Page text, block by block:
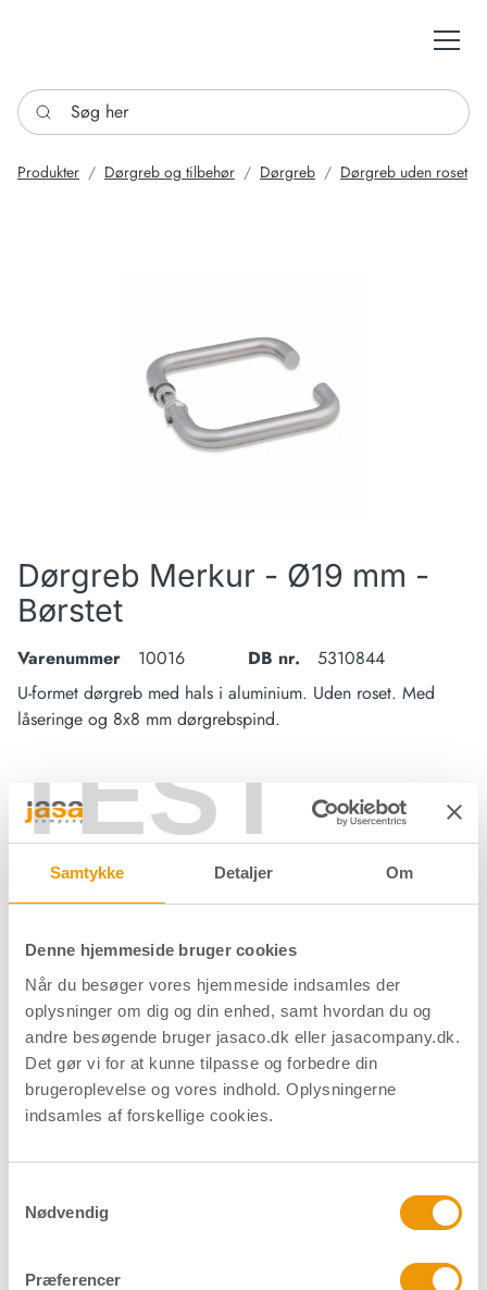
TEST
Samtykke Detaljer Om
Denne hjemmeside bruger cookies
Når du besøger vores hjemmeside indsamles der
oplysninger om dig og din enhed, samt hvordan du og
andre besøgende bruger jasaco.dk eller jasacompany.dk.
Det gør vi for at kunne tilpasse og forbedre din
brugeroplevelse og vores indhold. Oplysningerne
indsamles af forskellige cookies.
Nødvendig
Præferencer
Søg her
Produkter Dørgreb og tilbehør Dørgreb Dørgreb uden roset
Dørgreb Merkur - Ø19 mm -
Børstet
Varenummer 10016 DB nr.
5310844
U-formet dørgreb med hals i aluminium. Uden roset. Med
låseringe og 8x8 mm dørgrebspind.
Materiale
Download datablad Find forhandler
Relaterede produkter